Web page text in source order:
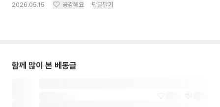
2026.05.15 공감해요 답글달기
함께 많이 본 베동글